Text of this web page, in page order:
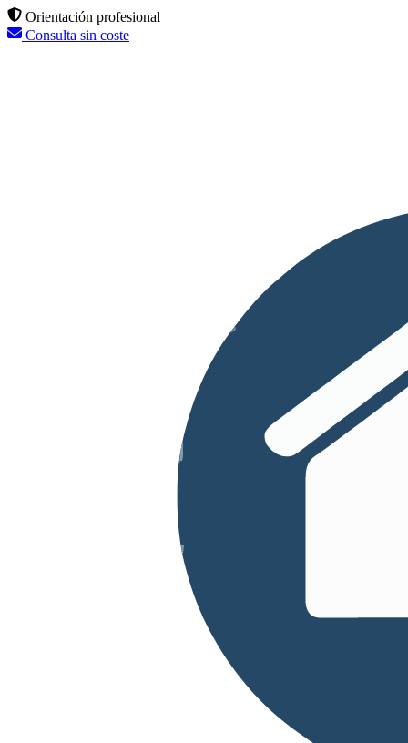
Orientación profesional
Consulta sin coste